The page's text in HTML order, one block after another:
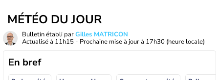
MÉTÉO DU JOUR
Bulletin établi parGilles MATRICON
Actualisé à 11h15 - Prochaine mise à jour à 17h30 (heure locale)
En bref